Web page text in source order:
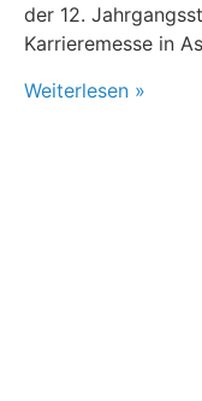
der 12.
Karrieremesse in
Weiterlesen »